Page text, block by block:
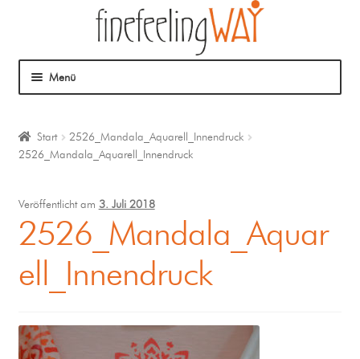
Menü
Mein Angebot
Coaching
Klangmassage
Start
2526_Mandala_Aquarell_Innendruck
2526_Mandala_Aquarell_Innendruck
Veröffentlicht am 3. Juli 2018
2526_Mandala_Aquar
ell_Innendruck